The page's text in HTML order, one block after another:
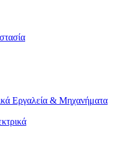
Εργαλεία & Μηχανήματα